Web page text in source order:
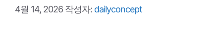
4월 14, 2026 작성자: dailyconcept